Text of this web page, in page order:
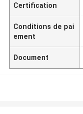
Certification
Conditions de pai
ement
Document